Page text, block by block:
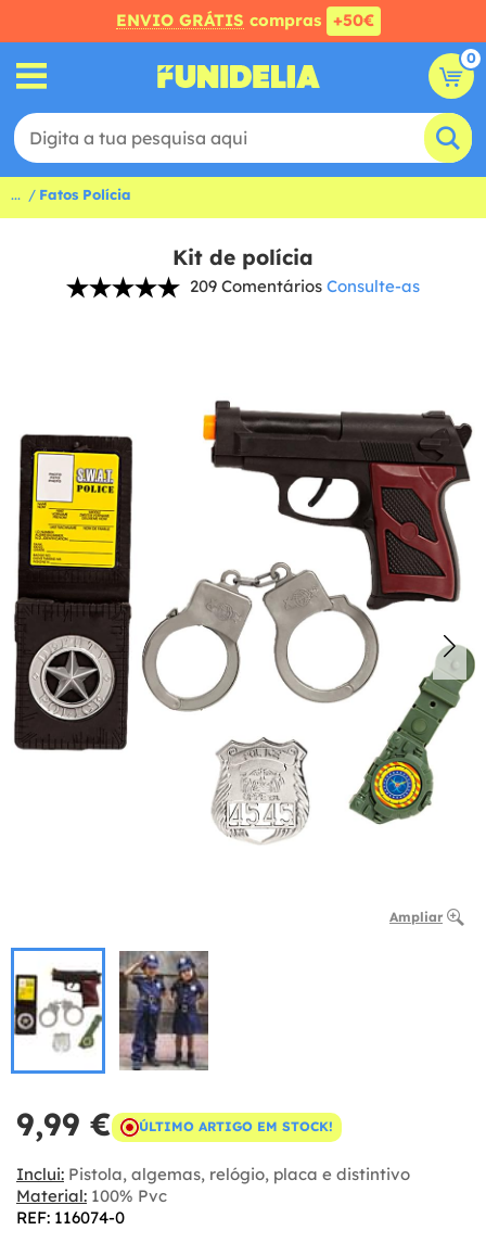
ENVIO GRÁTIS compras +50€
0
... Fatos Polícia
Kit de polícia
209 Comentários Consulte-as
Ampliar
9,99 € ÚLTIMO ARTIGO EM STOCK!
Inclui: Pistola, algemas, relógio, placa e distintivo
Material: 100% Pvc
REF: 116074-0